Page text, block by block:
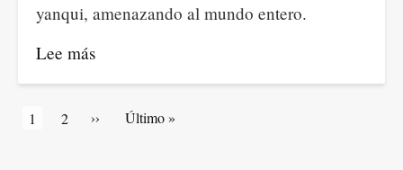
yanqui, amenazando al mundo entero.
Lee más
Ha
el
Paginación
Página
1
Artículos
2
Siguiente
››
Última
Último »